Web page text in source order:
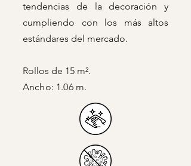
tendencias de la decoración y
cumpliendo con los más altos
estándares del mercado.
Rollos de 15 m².
Ancho: 1.06 m.